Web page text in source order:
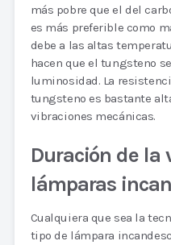
más pobre que el del
es más preferible como
debe a las altas
hacen que el tungsteno
luminosidad. La
tungsteno es bastante
vibraciones mecánicas.
Duración de la
lámparas
Cualquiera que sea la
tipo de lámpara